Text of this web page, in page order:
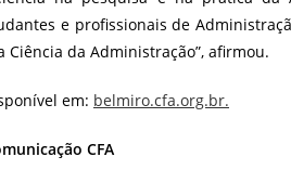
e profissionais de
da Administração”, afirmou.
em: belmiro.cfa.org.br.
CFA